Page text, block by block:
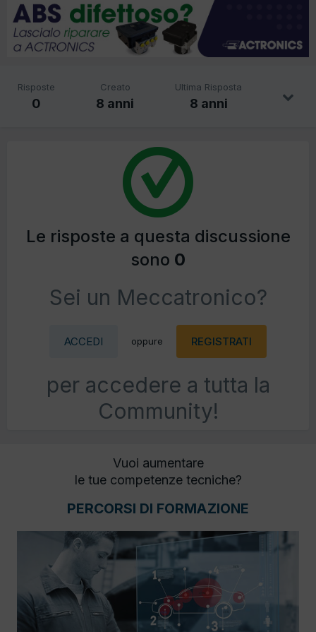
Risposte
0
Creato
8 anni
Ultima Risposta
8 anni
Le risposte a questa discussione
sono 0
Sei un Meccatronico?
ACCEDI oppure REGISTRATI
per accedere a tutta la
Community!
Vuoi aumentare
le tue competenze tecniche?
PERCORSI DI FORMAZIONE